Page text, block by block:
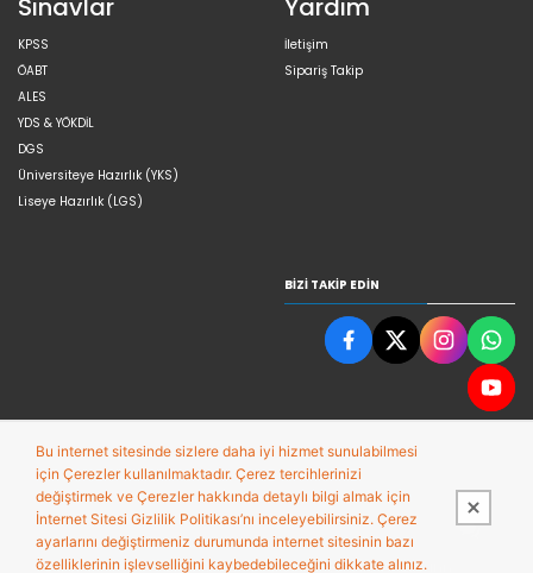
Sınavlar
KPSS
ÖABT
ALES
YDS & YÖKDİL
DGS
Üniversiteye Hazırlık (YKS)
Liseye Hazırlık (LGS)
Yardım
İletişim
Sipariş Takip
BIZI TAKIP EDIN
Bu site,PobolEti®Entegre E-ticaret Sistemi ile hazırlanmıştır.
Bu internet sitesinde sizlere daha iyi hizmet sunulabilmesi
için Çerezler kullanılmaktadır. Çerez tercihlerinizi
değiştirmek ve Çerezler hakkında detaylı bilgi almak için
İnternet Sitesi Gizlilik Politikası’nı inceleyebilirsiniz. Çerez
ayarlarını değiştirmeniz durumunda internet sitesinin bazı
özelliklerinin işlevselliğini kaybedebileceğini dikkate alınız.